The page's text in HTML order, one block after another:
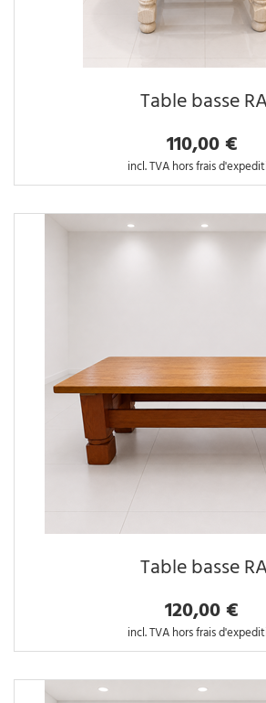
Table basse
110,00 €
incl. TVA hors frais
Table basse
120,00 €
incl. TVA hors frais